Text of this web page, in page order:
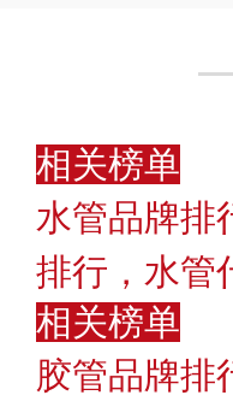
相关榜单
水管品牌排
排行，水管
相关榜单
胶管品牌排